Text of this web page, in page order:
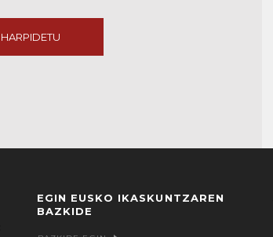
HARPIDETU
EGIN EUSKO IKASKUNTZAREN
BAZKIDE